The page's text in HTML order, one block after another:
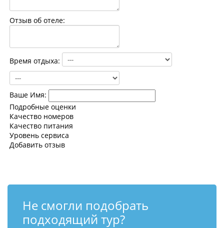
Отзыв об отеле:
Время отдыха:
Ваше Имя:
Подробные оценки
Качество номеров
Качество питания
Уровень сервиса
Добавить отзыв
Не смогли подобрать
подходящий тур?